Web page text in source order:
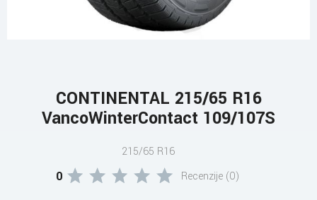
CONTINENTAL 215/65 R16
VancoWinterContact 109/107S
215/65 R16
0 Recenzije (0)